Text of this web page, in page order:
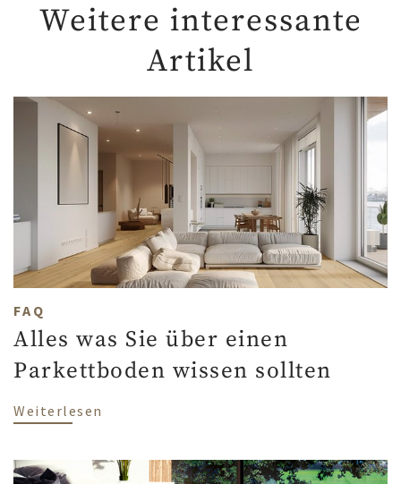
Weitere interessante
Artikel
FAQ
Alles was Sie über einen
Parkettboden wissen sollten
Weiterlesen